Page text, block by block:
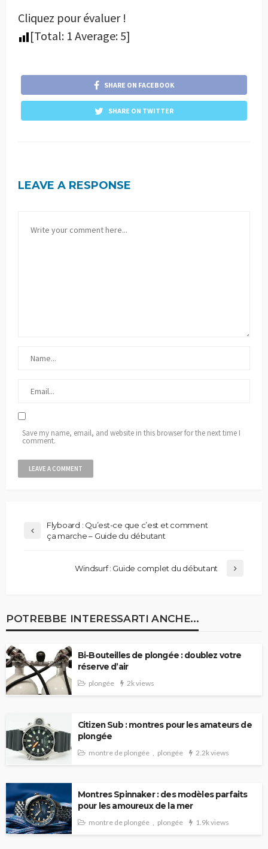
Cliquez pour évaluer !
[Total: 1 Average: 5]
SHARE ON FACEBOOK
SHARE ON TWITTER
LEAVE A RESPONSE
Save my name, email, and website in this browser for the next time I
comment.
Flyboard : Qu’est-ce que c’est et comment
ça marche – Guide du débutant
Windsurf : Guide complet du débutant
POTREBBE INTERESSARTI ANCHE...
Bi-Bouteilles de plongée : doublez votre
réserve d’air
plongée 2k views
Citizen Sub : montres pour les amateurs de
plongée
montre de plongée plongée 2.2k views
Montres Spinnaker : des modèles parfaits
pour les amoureux de la mer
montre de plongée plongée 1.9k views